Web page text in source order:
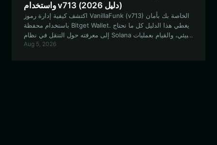
واستخدام v713 (دليل 2026)
اكتشف كيفية إدارة رموز VanillaFunk (v713) الخاصة بك بأمان
باستخدام محفظة Bitget Wallet. يغطي هذا الدليل كل ما تحتاج
إلى معرفته حول التنقل في نظام Solana البيئي، والقيام بعمليات
الرهن (staking)، والمشاركة في فعاليات مجتمع V713 باستخدام
Aug 5, 2026